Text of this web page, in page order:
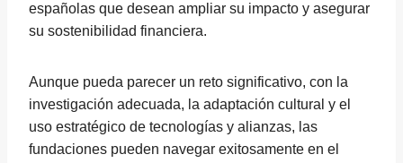
españolas que desean ampliar su impacto y asegurar
su sostenibilidad financiera.
Aunque pueda parecer un reto significativo, con la
investigación adecuada, la adaptación cultural y el
uso estratégico de tecnologías y alianzas, las
fundaciones pueden navegar exitosamente en el